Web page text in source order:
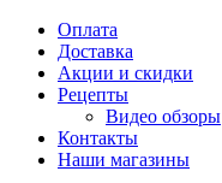
Оплата
Доставка
Акции и скидки
Рецепты
Видео обзоры
Контакты
Наши магазины